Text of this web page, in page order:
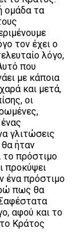
ομάδα τα
τον έχει ο
λόγο,
που
με κάποια
και μετά,
οι
γλιτώσεις
ήταν
το πρόστιμο
προκύψει
ένα πρόστιμο
πως θα
αφού και το
Κράτος